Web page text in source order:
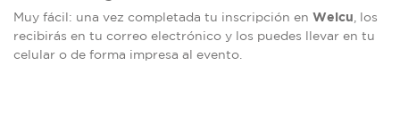
Muy fácil: una vez completada tu inscripción en Welcu , los
recibirás en tu correo electrónico y los puedes llevar en tu
celular o de forma impresa al evento.